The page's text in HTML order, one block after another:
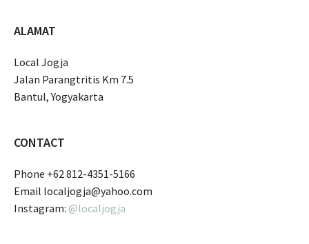
ALAMAT
Local Jogja
Jalan Parangtritis Km 7.5
Bantul, Yogyakarta
CONTACT
Phone +62 812-4351-5166
Email localjogja@yahoo.com
Instagram: @localjogja